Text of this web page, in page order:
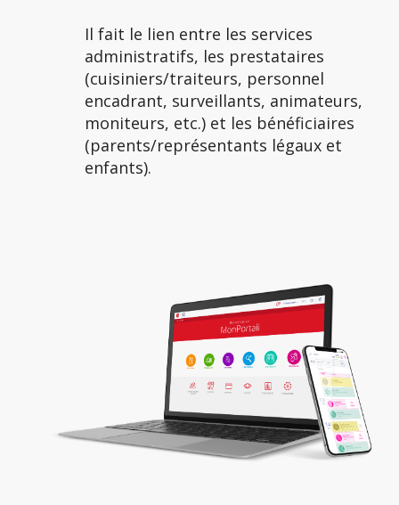
Il fait le lien entre les services
administratifs, les prestataires
(cuisiniers/traiteurs, personnel
encadrant, surveillants, animateurs,
moniteurs, etc.) et les bénéficiaires
(parents/représentants légaux et
enfants).